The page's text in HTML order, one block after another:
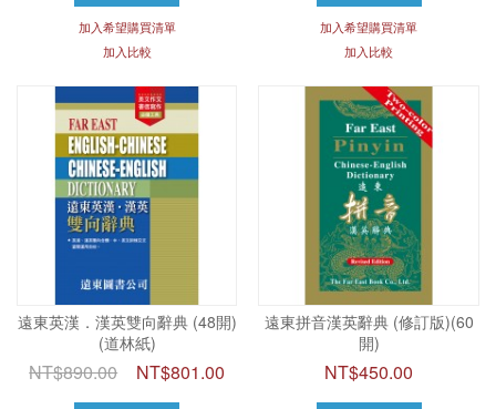
加入希望購買清單
加入比較
加入希望購買清單
加入比較
遠東英漢．漢英雙向辭典 (48開)
(道林紙)
NT$890.00 NT$801.00
遠東拼音漢英辭典 (修訂版)(60
開)
NT$450.00